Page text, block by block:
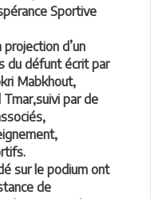
Sportive
d’un
du défunt écrit par
Mabkhout,
par de
sur le podium ont
de